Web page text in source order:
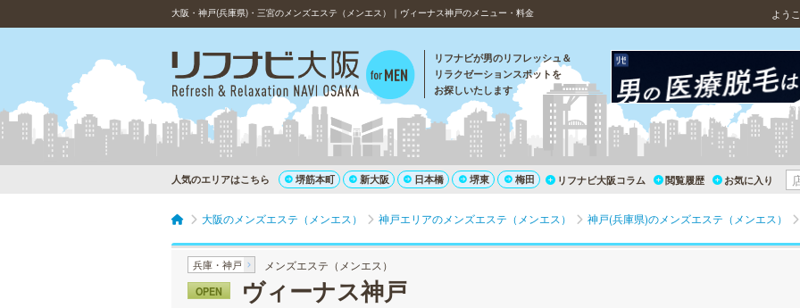
大阪・神戸(兵庫県)・三宮のメンズエステ（メンエス）｜ヴィーナス神戸のメニュー・料金 よう
リフナビが男のリフレッシュ＆
リラクゼーションスポットを
お探しいたします
人気のエリアはこちら 堺筋本町 新大阪 日本橋 堺東 梅田 リフナビ大阪コラム 閲覧履歴 お気に入り
大阪のメンズエステ（メンエス） 神戸エリアのメンズエステ（メンエス） 神戸(兵庫県)のメンズエステ（メンエス）
兵庫・神戸 メンズエステ（メンエス）
OPEN ヴィーナス神戸